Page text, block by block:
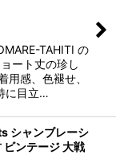
TAHITI の
ート丈の珍し
用感、色褪せ、
に目立…
シャンブレーシ
ビンテージ 大戦